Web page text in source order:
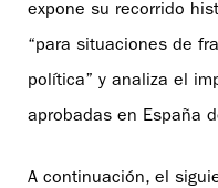
expone su recorrido
“para situaciones de
política” y analiza el
aprobadas en España
A continuación, el